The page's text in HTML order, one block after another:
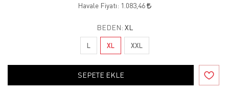
Havale Fiyatı: 1.083,46
BEDEN: XL
L XL XXL
SEPETE EKLE